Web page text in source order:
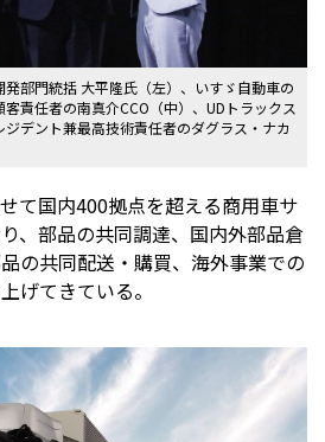
部門統括 大平隆氏（左）、いすゞ自動車の
責任者の南真介CCO（中）、UDトラックス
デント兼最高技術責任者のダグラス・ナカ
て国内400拠点を超える商用車サ
、部品の共同調達、国内外部品倉
の共同配送・購買、海外事業での
げてきている。